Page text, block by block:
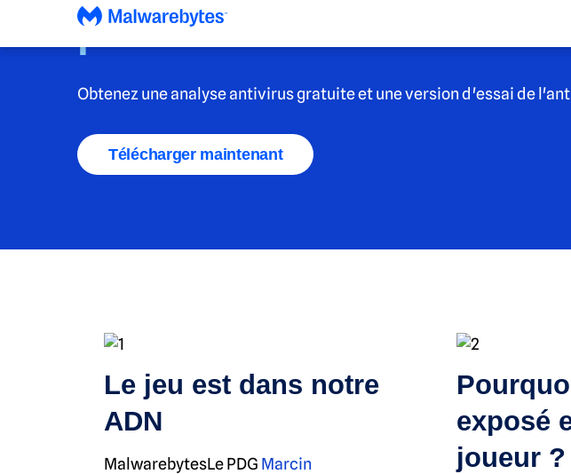
pas.
Obtenez une analyse antivirus gratuite et une version d'essai de
Télécharger maintenant
Le jeu est dans notre
ADN
MalwarebytesLe PDG Marcin
exposé
joueur ?